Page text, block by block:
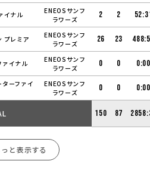
イナル
ENEOSサンフ
ラワーズ
2 2
プレミア
ENEOSサンフ
ラワーズ
26 23
イナル
ENEOSサンフ
ラワーズ
0 0 0:00
ーファイ
ENEOSサンフ
ラワーズ
0 0 0:00
150 87
と表示する